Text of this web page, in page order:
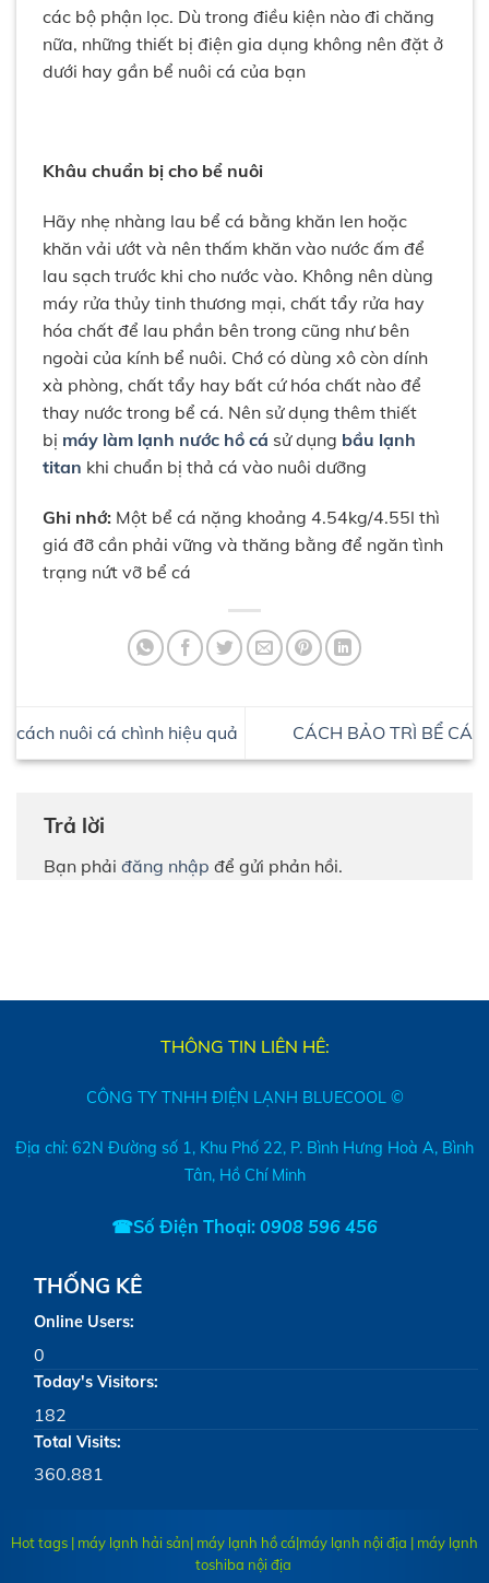
các bộ phận lọc. Dù trong điều kiện nào đi chăng
nữa, những thiết bị điện gia dụng không nên đặt ở
dưới hay gần bể nuôi cá của bạn
Khâu chuẩn bị cho bể nuôi
Hãy nhẹ nhàng lau bể cá bằng khăn len hoặc
khăn vải ướt và nên thấm khăn vào nước ấm để
lau sạch trước khi cho nước vào. Không nên dùng
máy rửa thủy tinh thương mại, chất tẩy rửa hay
hóa chất để lau phần bên trong cũng như bên
ngoài của kính bể nuôi. Chớ có dùng xô còn dính
xà phòng, chất tẩy hay bất cứ hóa chất nào để
thay nước trong bể cá. Nên sử dụng thêm thiết
bị máy làm lạnh nước hồ cá sử dụng bầu lạnh
titan khi chuẩn bị thả cá vào nuôi dưỡng
Ghi nhớ: Một bể cá nặng khoảng 4.54kg/4.55l thì
giá đỡ cần phải vững và thăng bằng để ngăn tình
trạng nứt vỡ bể cá
cách nuôi cá chình hiệu quả CÁCH BẢO TRÌ BỂ CÁ
Trả lời
Bạn phải đăng nhập để gửi phản hồi.
THÔNG TIN LIÊN HÊ:
CÔNG TY TNHH ĐIỆN LẠNH BLUECOOL ©
Địa chỉ: 62N Đường số 1, Khu Phố 22, P. Bình Hưng Hoà A, Bình
Tân, Hồ Chí Minh
☎Số Điện Thoại: 0908 596 456
THỐNG KÊ
Online Users:
0
Today's Visitors:
182
Total Visits:
360.881
Hot tags | máy lạnh hải sản| máy lạnh hồ cá|máy lạnh nội địa | máy lạnh
toshiba nội địa